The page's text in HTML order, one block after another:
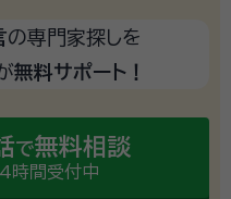
の専門家探しを
無料サポート！
で無料相談
時間受付中